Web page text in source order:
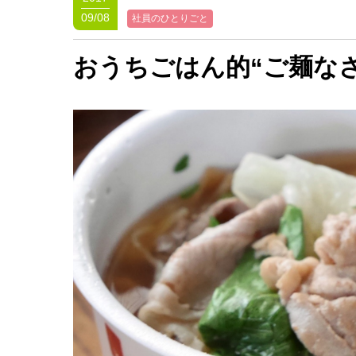
09/08
社員のひとりごと
おうちごはん的“ご麺な